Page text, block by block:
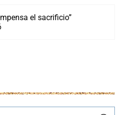
el sacrificio”